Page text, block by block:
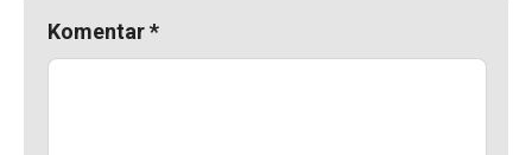
Komentar*